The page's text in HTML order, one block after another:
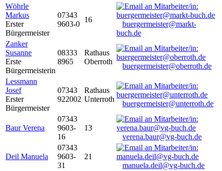
Wöhrle
Markus
Erster
Bürgermeister
07343
9603-0
16
buergermeister@markt-
buch.de
Zanker
Susanne
Erste
Bürgermeisterin
08333
8965
Rathaus
Oberroth
buergermeister@oberroth.de
Lessmann
Josef
Erster
Bürgermeister
07343
922002
Rathaus
Unterroth
buergermeister@unterroth.de
Baur Verena
07343
9603-
16
13
verena.baur@vg-buch.de
Deil Manuela
07343
9603-
31
21
manuela.deil@vg-buch.de